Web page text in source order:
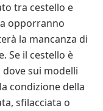
tra cestello e
opporranno
la mancanza di
Se il cestello è
sui modelli
condizione della
sfilacciata o